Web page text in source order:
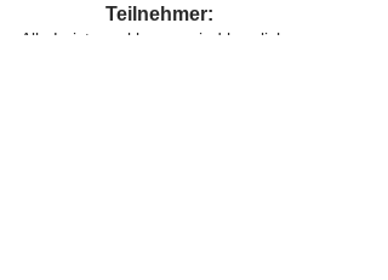
Teilnehmer:
Alle Leistungsklassen sind herzlich